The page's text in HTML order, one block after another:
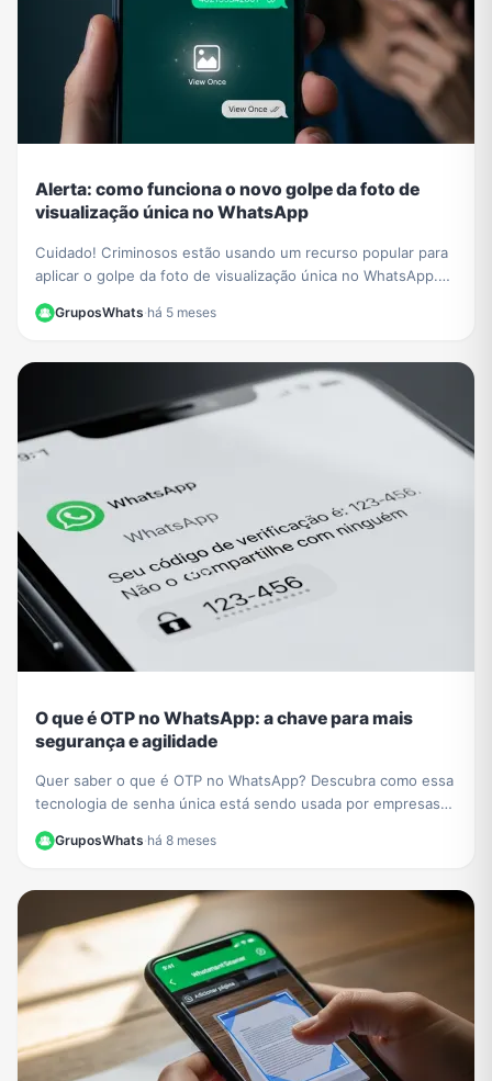
Alerta: como funciona o novo golpe da foto de
visualização única no WhatsApp
Cuidado! Criminosos estão usando um recurso popular para
aplicar o golpe da foto de visualização única no WhatsApp.
GruposWhats·há 5 meses
O que é OTP no WhatsApp: a chave para mais
segurança e agilidade
Quer saber o que é OTP no WhatsApp? Descubra como essa
tecnologia de senha única está sendo usada por empresas
como PicPay para aumentar sua segurança online.
GruposWhats·há 8 meses